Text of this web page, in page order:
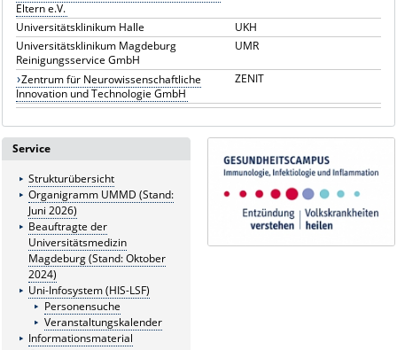
Eltern e.V.
Universitätsklinikum Halle
UKH
Universitätsklinikum Magdeburg
Reinigungsservice GmbH
UMR
Zentrum für Neurowissenschaftliche
Innovation und Technologie GmbH
ZENIT
Service
Strukturübersicht
Organigramm UMMD (Stand:
Juni 2026)
Beauftragte der
Universitätsmedizin
Magdeburg (Stand: Oktober
2024)
Uni-Infosystem (HIS-LSF)
Personensuche
Veranstaltungskalender
Informationsmaterial